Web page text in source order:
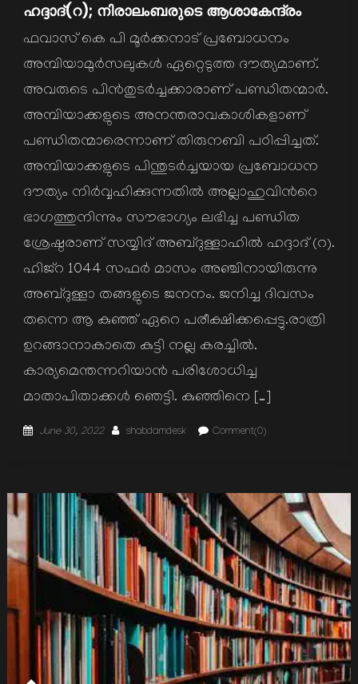
ഹദ്ദാദ്(റ); നിരാലംബരുടെ ആശാകേന്ദ്രം
ഫവാസ് കെ പി മൂര്‍ക്കനാട് പ്രബോധനം
അമ്പിയാമുര്‍സലുകള്‍ ഏറ്റെടുത്ത ദൗത്യമാണ്.
അവരുടെ പിന്‍തുടര്‍ച്ചക്കാരാണ് പണ്ഡിതന്മാര്‍.
അമ്പിയാക്കളുടെ അനന്തരാവകാശികളാണ്
പണ്ഡിതന്മാരെന്നാണ് തിരുനബി പഠിപ്പിച്ചത്.
അമ്പിയാക്കളുടെ പിന്തുടര്‍ച്ചയായ പ്രബോധന
ദൗത്യം നിര്‍വ്വഹിക്കുന്നതില്‍ അല്ലാഹുവിന്‍റെ
ഭാഗത്തുനിന്നും സൗഭാഗ്യം ലഭിച്ച പണ്ഡിത
ശ്രേഷ്ഠരാണ് സയ്യിദ് അബ്ദുള്ളാഹില്‍ ഹദ്ദാദ് (റ).
ഹിജ്റ 1044 സഫര്‍ മാസം അഞ്ചിനായിരുന്നു
അബ്ദുള്ളാ തങ്ങളുടെ ജനനം. ജനിച്ച ദിവസം
തന്നെ ആ കുഞ്ഞ് ഏറെ പരീക്ഷിക്കപ്പെട്ടു.രാത്രി
ഉറങ്ങാനാകാതെ കുട്ടി നല്ല കരച്ചില്‍.
കാര്യമെന്തന്നറിയാന്‍ പരിശോധിച്ച
മാതാപിതാക്കള്‍ ഞെട്ടി. കുഞ്ഞിനെ […]
Posted
June 30, 2022 Author
shabdamdesk Comment(0)